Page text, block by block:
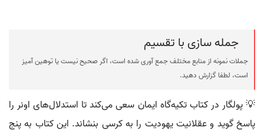
جمله سازی با تقسیم
جملات نمونه از منابع مختلف جمع آوری شده است، اگر صحیح نیست یا توهین آمیز
است، لطفا گزارش دهید.
💡 پولگار در کتاب تکیه‌گاه ایمان سعی می‌کند تا استدلال‌های اونر را
پاسخ گوید و عقلانیت یهودیت را به کرسی بنشاند. این کتاب به پنج